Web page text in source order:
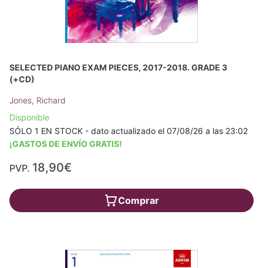
SELECTED PIANO EXAM PIECES, 2017-2018. GRADE 3
(+CD)
Jones, Richard
Disponible
SÓLO 1 EN STOCK - dato actualizado el 07/08/26 a las 23:02
¡GASTOS DE ENVÍO GRATIS!
PVP. 18,90€
Comprar